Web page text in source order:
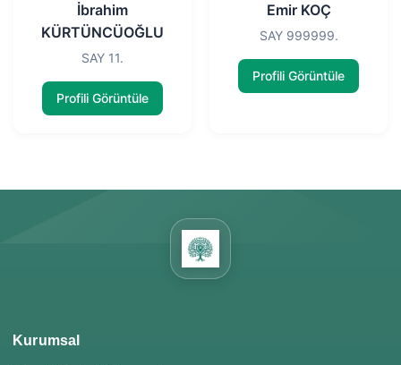
İbrahim
KÜRTÜNCÜOĞLU
SAY 11.
Profili Görüntüle
Emir KOÇ
SAY 999999.
Profili Görüntüle
Kurumsal